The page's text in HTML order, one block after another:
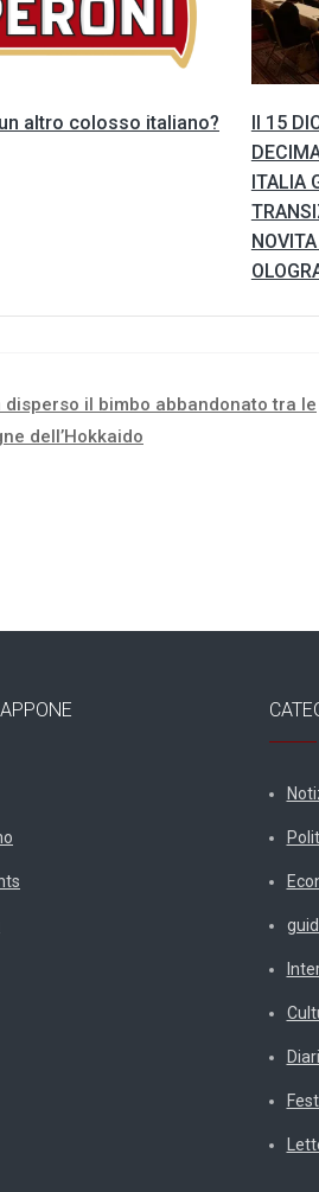
altro colosso italiano?
Il 15
ITALIA
disperso il bimbo abbandonato tra le
dell’Hokkaido